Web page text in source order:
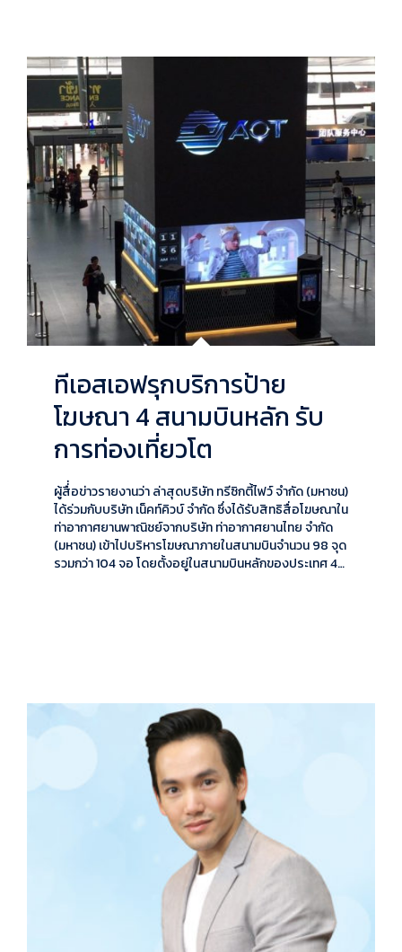
ทีเอสเอฟรุกบริการป้าย
โฆษณา 4 สนามบินหลัก รับ
การท่องเที่ยวโต
ผู้สื่่อข่าวรายงานว่า ล่าสุดบริษัท ทรีซิกตี้ไฟว์ จำกัด (มหาชน)
ได้ร่วมกับบริษัท เน็คท์คิวบ์ จำกัด ซึ่งได้รับสิทธิสื่อโฆษณาใน
ท่าอากาศยานพาณิชย์จากบริษัท ท่าอากาศยานไทย จำกัด
(มหาชน) เข้าไปบริหารโฆษณาภายในสนามบินจำนวน 98 จุด
รวมกว่า 104 จอ โดยตั้งอยู่ในสนามบินหลักของประเทศ 4…